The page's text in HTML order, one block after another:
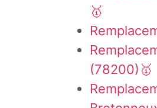
🥇
(78200)🥇